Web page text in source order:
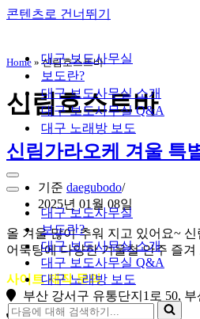
콘텐츠로 건너뛰기
대구 보도사무실
보도란?
대구 보도사무실 소개
대구 보도사무실 Q&A
대구 노래방 보도
내
비
션
메
내
이
션
뉴
대구 보도사무실
보도란?
대구 보도사무실 소개
대구 보도사무실 Q&A
대구 노래방 보도
다
Home »신림호스트바
신림호스트바
신림가라오케 겨울 특
기준 daegubodo
2025년 01월 08일
올 겨울 많이 추워 지고 있어요~
어묵탕에 다양한 겨울철 안주 즐겨
사이트 제작 문의
부산 강서구 유통단지1로 50,
010-8127-6082